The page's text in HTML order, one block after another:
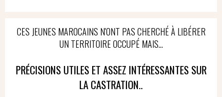
CES JEUNES MAROCAINS N'ONT PAS CHERCHÉ À LIBÉRER
UN TERRITOIRE OCCUPÉ MAIS...
PRÉCISIONS UTILES ET ASSEZ INTÉRESSANTES SUR
LA CASTRATION..